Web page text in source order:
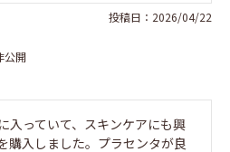
投稿日 2026/04/22
公開
入っていて、スキンケアにも興
購入しました。プラセンタが良